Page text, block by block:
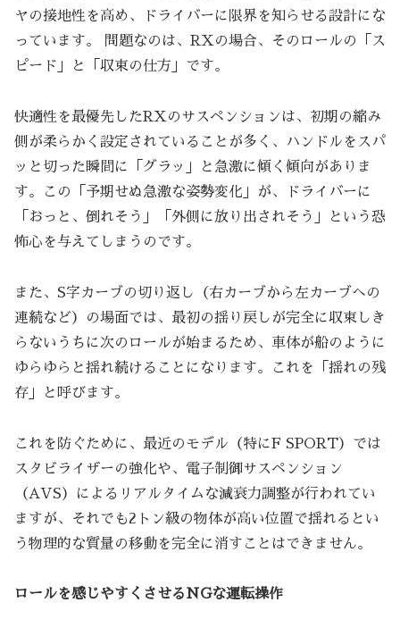
ヤの接地性を高め、ドライバーに限界を知らせる設計にな
っています。 問題なのは、RXの場合、そのロールの「ス
ピード」と「収束の仕方」です。
快適性を最優先したRXのサスペンションは、初期の縮み
側が柔らかく設定されていることが多く、ハンドルをスパ
ッと切った瞬間に「グラッ」と急激に傾く傾向がありま
す。この「予期せぬ急激な姿勢変化」が、ドライバーに
「おっと、倒れそう」「外側に放り出されそう」という恐
怖心を与えてしまうのです。
また、S字カーブの切り返し（右カーブから左カーブへの
連続など）の場面では、最初の揺り戻しが完全に収束しき
らないうちに次のロールが始まるため、車体が船のように
ゆらゆらと揺れ続けることになります。これを「揺れの残
存」と呼びます。
これを防ぐために、最近のモデル（特にF SPORT）では
スタビライザーの強化や、電子制御サスペンション
（AVS）によるリアルタイムな減衰力調整が行われてい
ますが、それでも2トン級の物体が高い位置で揺れるとい
う物理的な質量の移動を完全に消すことはできません。
ロールを感じやすくさせるNGな運転操作